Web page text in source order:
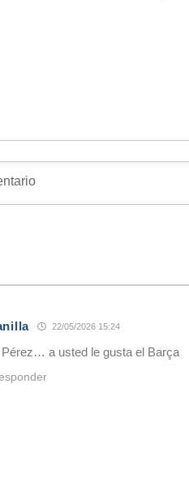
22/05/2026 15:24
a usted le gusta el Barça